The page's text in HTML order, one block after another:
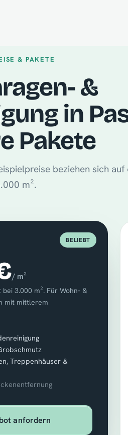
& PAKETE
&
in
Pakete
beziehen sich auf
m².
BELIEBT
/ m²
3.000 m². Für Wohn- &
mit mittlerem
Treppenhäuser &
anfordern